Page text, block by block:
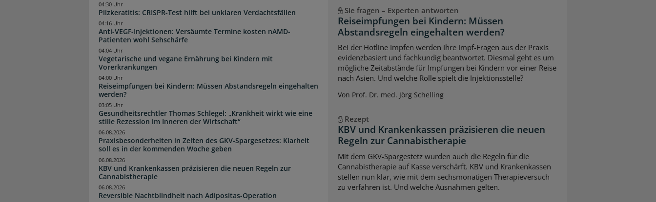
Pilzkeratitis: CRISPR-Test hilft bei unklaren Verdachtsfällen
04:30 Uhr
Anti-VEGF-Injektionen: Versäumte Termine kosten nAMD-
Patienten wohl Sehschärfe
04:16 Uhr
Vegetarische und vegane Ernährung bei Kindern mit
Vorerkrankungen
04:04 Uhr
Reiseimpfungen bei Kindern: Müssen Abstandsregeln eingehalten
werden?
04:00 Uhr
Gesundheitsrechtler Thomas Schlegel: „Krankheit wirkt wie eine
stille Rezession im Inneren der Wirtschaft“
03:05 Uhr
Praxisbesonderheiten in Zeiten des GKV-Spargesetzes: Klarheit
soll es in der kommenden Woche geben
06.08.2026
KBV und Krankenkassen präzisieren die neuen Regeln zur
Cannabistherapie
06.08.2026
Reversible Nachtblindheit nach Adipositas-Operation
06.08.2026
Sie fragen – Experten antworten
Reiseimpfungen bei Kindern: Müssen
Abstandsregeln eingehalten werden?
Bei der Hotline Impfen werden Ihre Impf-Fragen aus der Praxis
evidenzbasiert und fachkundig beantwortet. Diesmal geht es um
mögliche Zeitabstände für Impfungen bei Kindern vor einer Reise
nach Asien. Und welche Rolle spielt die Injektionsstelle?
Von Prof. Dr. med. Jörg Schelling
Rezept
KBV und Krankenkassen präzisieren die neuen
Regeln zur Cannabistherapie
Mit dem GKV-Spargestetz wurden auch die Regeln für die
Cannabistherapie auf Kasse verschärft. KBV und Krankenkassen
stellen nun klar, wie mit dem sechsmonatigen Therapieversuch
zu verfahren ist. Und welche Ausnahmen gelten.